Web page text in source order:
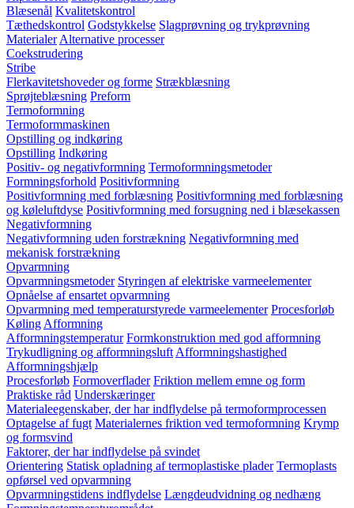
Blæsenål Kvalitetskontrol
Tæthedskontrol Godstykkelse Slagprøvning og trykprøvning
Materialer Alternative processer
Coekstrudering
Stribe
Flerkavitetshoveder og forme Strækblæsning
Sprøjteblæsning Preform
Termoformning
Termoformmaskinen
Opstilling og indkøring
Opstilling Indkøring
Positiv- og negativformning Termoformningsmetoder
Formningsforhold Positivformning
Positivformning med forblæsning Positivformning med forblæsning
og køleluftdyse Positivformning med forsugning ned i blæsekassen
Negativformning
Negativformning uden forstrækning Negativformning med
mekanisk forstrækning
Opvarmning
Opvarmningsmetoder Styringen af elektriske varmeelementer
Opnåelse af ensartet opvarmning
Opvarmning med temperaturstyrede varmeelementer Procesforløb
Køling Afformning
Afformningstemperatur Formkonstruktion med god afformning
Trykudligning og afformningsluft Afformningshastighed
Afformningshjælp
Procesforløb Formoverflader Friktion mellem emne og form
Praktiske råd Underskæringer
Materialeegenskaber, der har indflydelse på termoformprocessen
Optagelse af fugt Materialernes friktion ved termoformning Krymp
og formsvind
Faktorer, der har indflydelse på svindet
Orientering Statisk opladning af termoplastiske plader Termoplasts
opførsel ved opvarmning
Opvarmningstidens indflydelse Længdeudvidning og nedhæng